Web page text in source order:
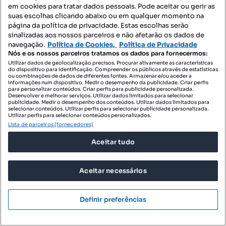
Terreno Agrícola com Oliveiras e Amendoeiras -
Vista Deslumbrante p...
Felgar e Souto da Velha, Torre de Moncorvo, Bragança
Preço por metro quadrado
14933 m²
EasyGest
Profissional
em cookies para tratar dados pessoais. Pode aceitar ou gerir as
suas escolhas clicando abaixo ou em qualquer momento na
página da política de privacidade. Estas escolhas serão
sinalizadas aos nossos parceiros e não afetarão os dados de
navegação. Política de Cookies, Política de Privacidade
Nós e os nossos parceiros tratamos os dados para fornecermos:
Utilizar dados de geolocalização precisos. Procurar ativamente as características
do dispositivo para identificação. Compreender os públicos através de estatísticas
ou combinações de dados de diferentes fontes. Armazenar e/ou aceder a
informações num dispositivo. Medir o desempenho da publicidade. Criar perfis
para personalizar conteúdos. Criar perfis para publicidade personalizada.
Desenvolver e melhorar serviços. Utilizar dados limitados para selecionar
publicidade. Medir o desempenho dos conteúdos. Utilizar dados limitados para
selecionar conteúdos. Utilizar perfis para selecionar publicidade personalizada.
Utilizar perfis para selecionar conteúdos personalizados.
Lista de parceiros (fornecedores)
Aceitar tudo
Aceitar necessários
Definir preferências